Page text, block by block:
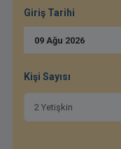
Giriş Tarihi
09Ağu 2026
Kişi Sayısı